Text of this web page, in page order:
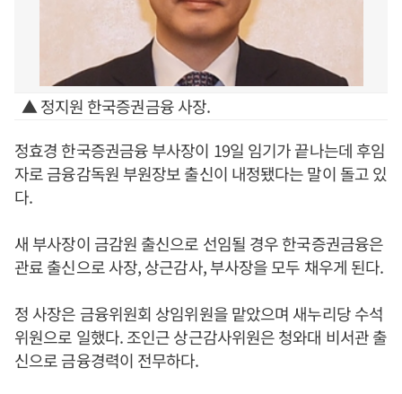
▲ 정지원 한국증권금융 사장.
정효경 한국증권금융 부사장이 19일 임기가 끝나는데 후임
자로 금융감독원 부원장보 출신이 내정됐다는 말이 돌고 있
다.
새 부사장이 금감원 출신으로 선임될 경우 한국증권금융은
관료 출신으로 사장, 상근감사, 부사장을 모두 채우게 된다.
정 사장은 금융위원회 상임위원을 맡았으며 새누리당 수석
위원으로 일했다. 조인근 상근감사위원은 청와대 비서관 출
신으로 금융경력이 전무하다.